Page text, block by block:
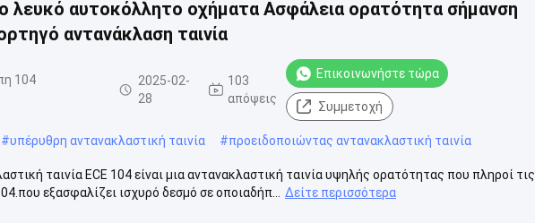
λευκό αυτοκόλλητο οχήματα Ασφάλεια ορατότητα σήμανση
αντανάκλαση ταινία
104
2025-02-
28
103
απόψεις
Επικοινωνήστε τώρα
Συμμετοχή
#υπέρυθρη αντανακλαστική ταινία #προειδοποιώντας αντανακλαστική ταινία
ταινία ECE 104 είναι μια αντανακλαστική ταινία υψηλής ορατότητας που πληροί τις
εξασφαλίζει ισχυρό δεσμό σε οποιαδήπ...
Δείτε περισσότερα